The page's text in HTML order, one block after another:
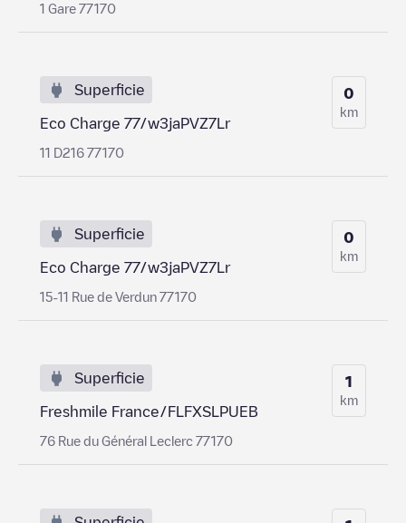
1 Gare 77170
Superficie
Eco Charge 77/w3jaPVZ7Lr
11 D216 77170
0
km
Superficie
Eco Charge 77/w3jaPVZ7Lr
15-11 Rue de Verdun 77170
0
km
Superficie
Freshmile France/FLFXSLPUEB
76 Rue du Général Leclerc 77170
1
km